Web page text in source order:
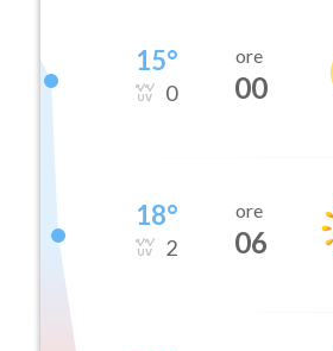
15°
0
ore
00
18°
2
ore
06